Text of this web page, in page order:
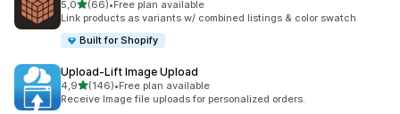
5,0/ 5 tähteä
(66)
66 arvostelua yhteensä
•Free plan available
Link products as variants w/ combined listings & color swatch
Built for Shopify
Upload‑Lift Image Upload
4,9/ 5 tähteä
(146)
146 arvostelua yhteensä
•Free plan available
Receive Image file uploads for personalized orders.